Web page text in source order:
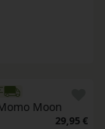
Moon
29,95 €